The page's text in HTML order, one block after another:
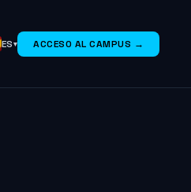
ES ACCESO AL CAMPUS →